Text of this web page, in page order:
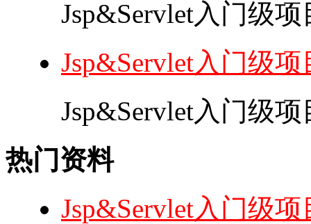
Jsp&Servlet入门级
Jsp&Servlet入门级
Jsp&Servlet入门级
热门资料
Jsp&Servlet入门级